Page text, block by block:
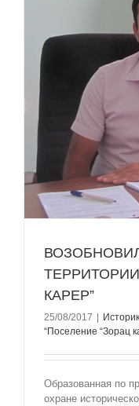
КАРЕР”
25/08/2017
“Поселение “Зорац
Образованная по
охране